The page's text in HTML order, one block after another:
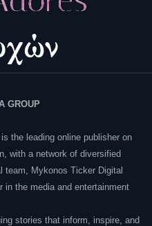
GROUP
the leading online publisher on
with a network of diversified
team, Mykonos Ticker Digital
in the media and entertainment
stories that inform, inspire, and